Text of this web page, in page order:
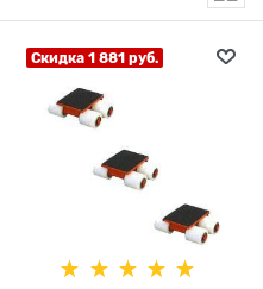
Скидка 1 881 руб.